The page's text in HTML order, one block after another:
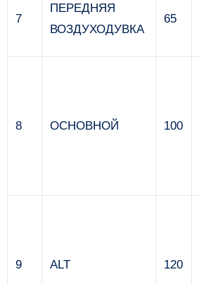
7
ПЕРЕДНЯЯ
ВОЗДУХОДУВКА
65
8 ОСНОВНОЙ 100
9 ALT 120